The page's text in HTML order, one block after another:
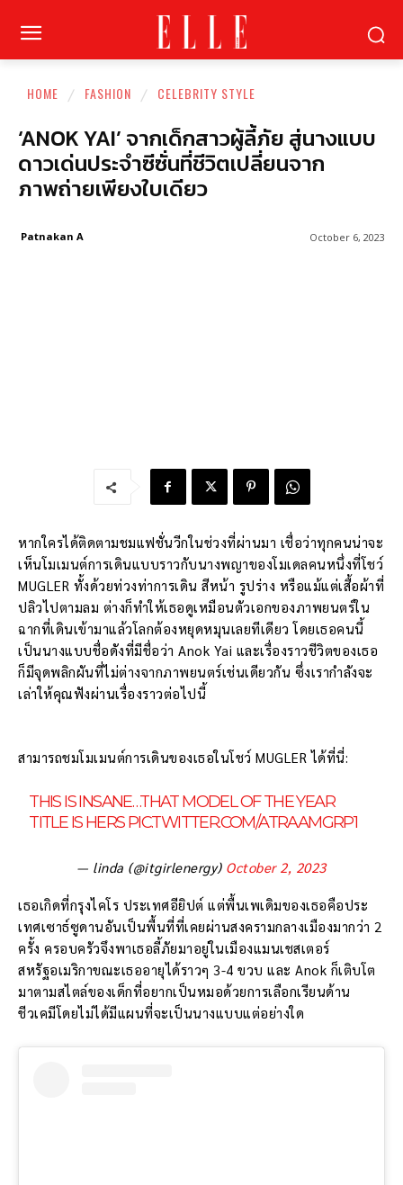
HOME FASHION CELEBRITY STYLE
‘ANOK YAI’ จากเด็กสาวผู้ลี้ภัย สู่นางแบบ
ดาวเด่นประจำซีซั่นที่ชีวิตเปลี่ยนจาก
ภาพถ่ายเพียงใบเดียว
October 6, 2023
Patnakan A
หากใครได้ติดตามชมแฟชั่นวีกในช่วงที่ผ่านมา เชื่อว่าทุกคนน่าจะ
เห็นโมเมนต์การเดินแบบราวกับนางพญาของโมเดลคนหนึ่งที่โชว์
MUGLER ทั้งด้วยท่วงท่าการเดิน สีหน้า รูปร่าง หรือแม้แต่เสื้อผ้าที่
ปลิวไปตามลม ต่างก็ทำให้เธอดูเหมือนตัวเอกของภาพยนตร์ใน
ฉากที่เดินเข้ามาแล้วโลกต้องหยุดหมุนเลยทีเดียว โดยเธอคนนี้
เป็นนางแบบชื่อดังที่มีชื่อว่า Anok Yai และเรื่องราวชีวิตของเธอ
ก็มีจุดพลิกผันที่ไม่ต่างจากภาพยนตร์เช่นเดียวกัน ซึ่งเรากำลังจะ
เล่าให้คุณฟังผ่านเรื่องราวต่อไปนี้
สามารถชมโมเมนต์การเดินของเธอในโชว์ MUGLER ได้ที่นี่:
THIS IS INSANE…THAT MODEL OF THE YEAR
TITLE IS HERSPIC.TWITTER.COM/ATRAAMGRP1
— linda (@itgirlenergy) October 2, 2023
เธอเกิดที่กรุงไคโร ประเทศอียิปต์ แต่พื้นเพเดิมของเธอคือประ
เทศเซาธ์ซูดานอันเป็นพื้นที่ที่เคยผ่านสงครามกลางเมืองมากว่า 2
ครั้ง ครอบครัวจึงพาเธอลี้ภัยมาอยู่ในเมืองแมนเชสเตอร์
สหรัฐอเมริกาขณะเธออายุได้ราวๆ 3-4 ขวบ และ Anok ก็เติบโต
มาตามสไตล์ของเด็กที่อยากเป็นหมอด้วยการเลือกเรียนด้าน
ชีวเคมีโดยไม่ได้มีแผนที่จะเป็นนางแบบแต่อย่างใด